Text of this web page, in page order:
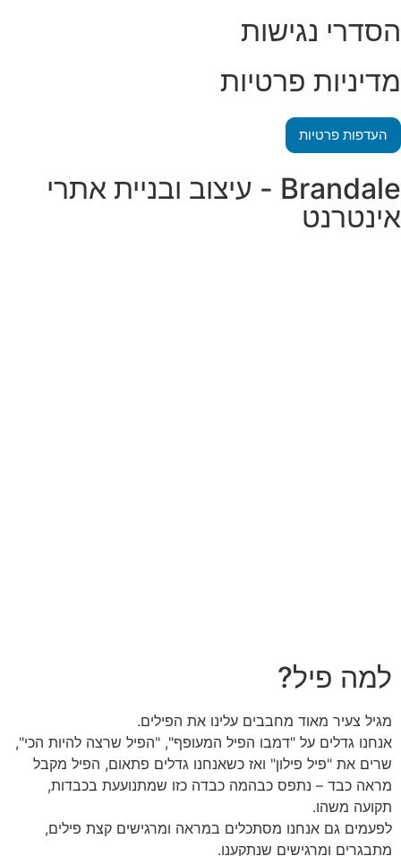
הסדרי נגישות
מדיניות פרטיות
העדפות פרטיות
Brandale - עיצוב ובניית אתרי
אינטרנט
למה פיל?
מגיל צעיר מאוד מחבבים עלינו את הפילים.
אנחנו גדלים על "דמבו הפיל המעופף", "הפיל שרצה להיות הכי",
שרים את "פיל פילון" ואז כשאנחנו גדלים פתאום, הפיל מקבל
מראה כבד – נתפס כבהמה כבדה כזו שמתנועעת בכבדות,
תקועה משהו.
לפעמים גם אנחנו מסתכלים במראה ומרגישים קצת פילים,
מתבגרים ומרגישים שנתקענו.